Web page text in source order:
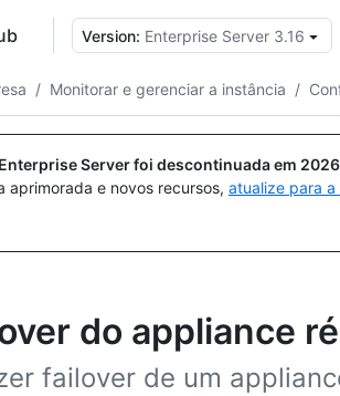
Version: Enterprise Server 3.16
/ Monitorar e gerenciar a instância /
Server foi descontinuada em
aprimorada e novos recursos, atualize para a
do appliance
failover de um